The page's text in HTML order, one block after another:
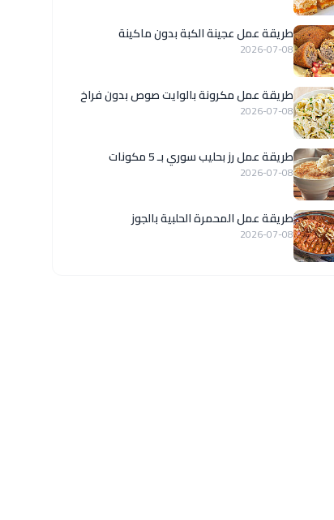
طريقة عمل عجينة الكبة بدون ماكينة
2026-07-08
طريقة عمل مكرونة بالوايت صوص بدون فراخ
2026-07-08
طريقة عمل رز بحليب سوري بـ 5 مكونات
2026-07-08
طريقة عمل المحمرة الحلبية بالجوز
2026-07-08